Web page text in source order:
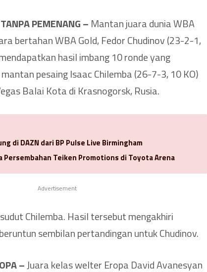
PEMENANG – Mantan juara dunia WBA
bertahan WBA Gold, Fedor Chudinov (23-2-1,
hasil imbang 10 ronde yang
pesaing Isaac Chilemba (26-7-3, 10 KO)
Balai Kota di Krasnogorsk, Rusia.
di DAZN dari BP Pulse Live Birmingham
Persembahan Teiken Promotions di Toyota Arena
Advertisement
Chilemba. Hasil tersebut mengakhiri
sembilan pertandingan untuk Chudinov.
–Juara kelas welter Eropa David Avanesyan